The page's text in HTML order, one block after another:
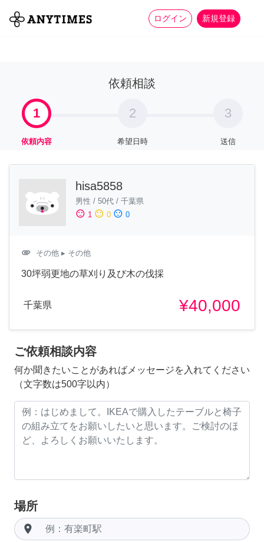
ログイン 新規登録
全て 家事 more_horiz
依頼相談
1
依頼内容
2
希望日時
3
送信
hisa5858
男性 / 50代 / 千葉県
sentiment_satisfied 1 sentiment_neutral 0 sentiment_dissatisfied 0
attachment その他 ▸ その他
30坪弱更地の草刈り及び木の伐採
千葉県 ¥40,000
ご依頼相談内容
何か聞きたいことがあればメッセージを入れてください
（文字数は500字以内）
場所
room